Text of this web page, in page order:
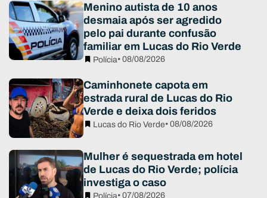
Menino autista de 10 anos
desmaia após ser agredido
pelo pai durante confusão
familiar em Lucas do Rio Verde
Polícia• 08/08/2026
Caminhonete capota em
estrada rural de Lucas do Rio
Verde e deixa dois feridos
Lucas do Rio Verde• 08/08/2026
Mulher é sequestrada em hotel
de Lucas do Rio Verde; polícia
investiga o caso
Polícia• 07/08/2026